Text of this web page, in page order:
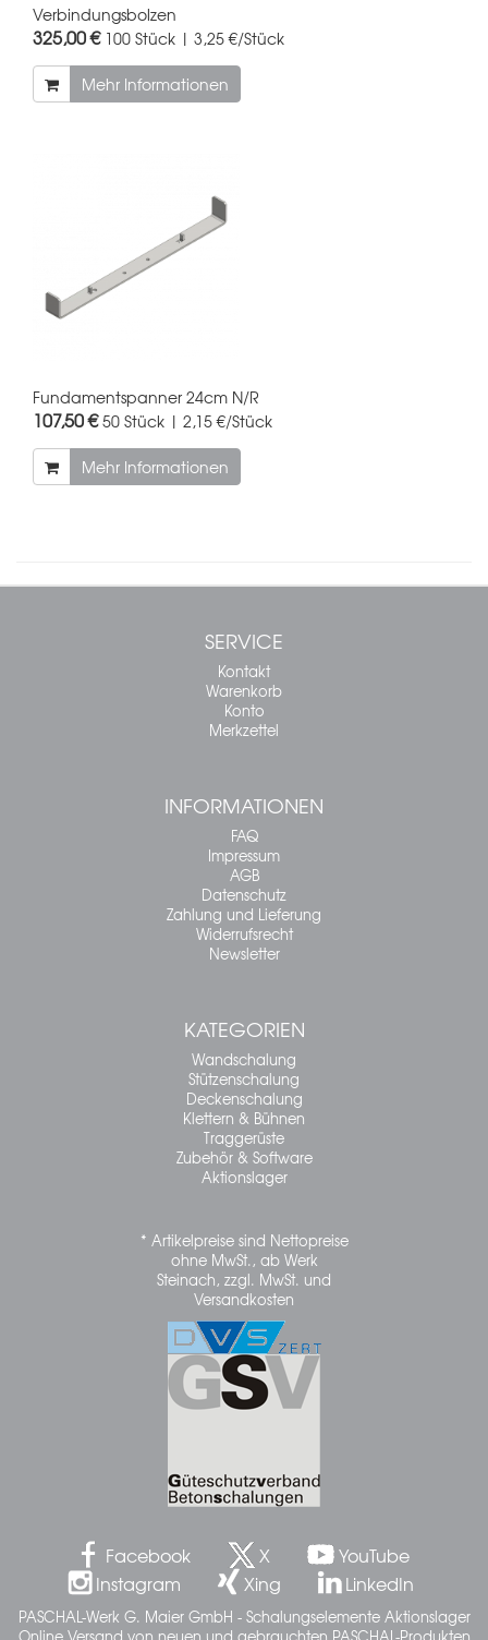
Verbindungsbolzen
325,00 € 100 Stück | 3,25 €/Stück
Mehr Informationen
Fundamentspanner 24cm N/R
107,50 €50 Stück | 2,15 €/Stück
Mehr Informationen
SERVICE
Kontakt
Warenkorb
Konto
Merkzettel
INFORMATIONEN
FAQ
Impressum
AGB
Datenschutz
Zahlung und Lieferung
Widerrufsrecht
Newsletter
KATEGORIEN
Wandschalung
Stützenschalung
Deckenschalung
Klettern & Bühnen
Traggerüste
Zubehör & Software
Aktionslager
* Artikelpreise sind Nettopreise
ohne MwSt., ab Werk
Steinach, zzgl. MwSt. und
Versandkosten
Facebook X
YouTube
Instagram
Xing LinkedIn
PASCHAL-Werk G. Maier GmbH - Schalungselemente Aktionslager